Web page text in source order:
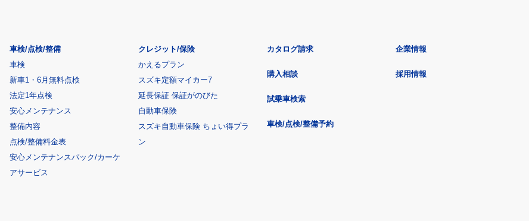
車検/点検/整備
車検
新車1・6月無料点検
法定1年点検
安心メンテナンス
整備内容
点検/整備料金表
安心メンテナンスパック/カーケ
アサービス
クレジット/保険
かえるプラン
スズキ定額マイカー7
延長保証 保証がのびた
自動車保険
スズキ自動車保険 ちょい得プラ
ン
カタログ請求
購入相談
試乗車検索
車検/点検/整備予約
企業情報
採用情報